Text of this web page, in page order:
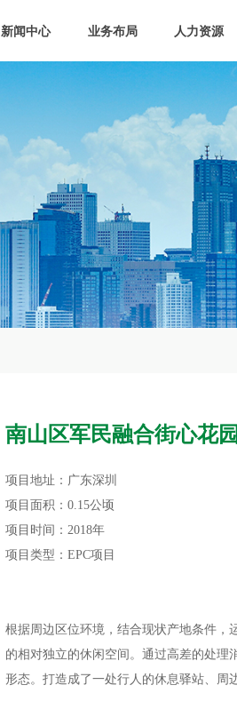
新闻中心 业务布局 人力资源
南山区军民融合街心花
项目地址：广东深圳
项目面积：0.15公顷
项目时间：2018年
项目类型：EPC项目
根据周边区位环境，结合现状产地条件，
的相对独立的休闲空间。通过高差的处理
形态。打造成了一处行人的休息驿站、周